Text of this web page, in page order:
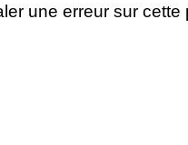
une erreur sur cette